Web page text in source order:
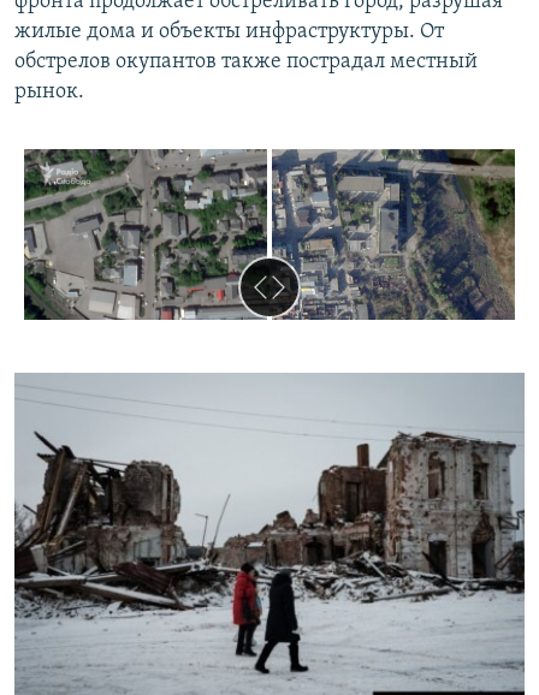
жилые дома и объекты инфраструктуры. От
обстрелов окупантов также пострадал местный
рынок.